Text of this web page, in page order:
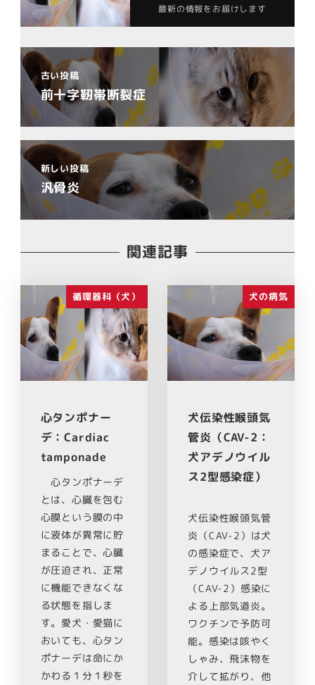
最新の情報をお届けします
古い投稿
前十字靭帯断裂症
新しい投稿
汎骨炎
関連記事
循環器科（犬）
心タンポナー
デ：Cardiac
tamponade
心タンポナーデ
とは、心臓を包む
心膜という膜の中
に液体が異常に貯
まることで、心臓
が圧迫され、正常
に機能できなくな
る状態を指しま
す。愛犬・愛猫に
おいても、心タン
ポナーデは命にか
かわる１分１秒を
犬の病気
犬伝染性喉頭気
管炎（CAV-2：
犬アデノウイル
ス2型感染症）
犬伝染性喉頭気管
炎（CAV-2）は犬
の感染症で、犬ア
デノウイルス2型
（CAV-2）感染に
よる上部気道炎。
ワクチンで予防可
能。感染は咳やく
しゃみ、飛沫物を
介して拡がり、他